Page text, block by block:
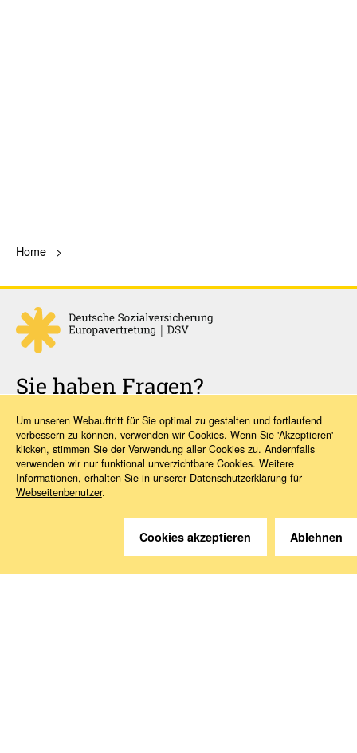
Home
Sie haben Fragen?
Wir helfen gerne weiter.
Kontakt
Anreise
Um unseren Webauftritt für Sie optimal zu gestalten und fortlaufend
verbessern zu können, verwenden wir Cookies. Wenn Sie 'Akzeptieren'
klicken, stimmen Sie der Verwendung aller Cookies zu. Andernfalls
verwenden wir nur funktional unverzichtbare Cookies. Weitere
Informationen, erhalten Sie in unserer Datenschutzerklärung für
Webseitenbenutzer.
Cookies akzeptieren Ablehnen